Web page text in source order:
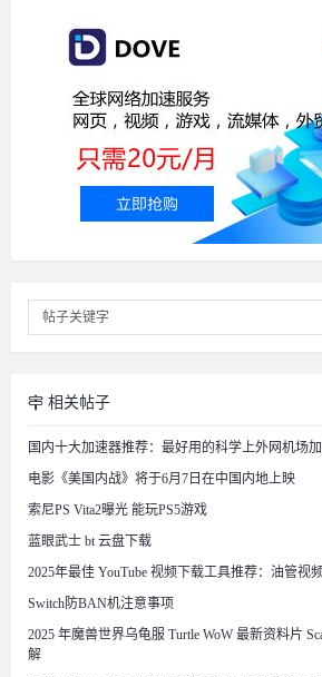
相关帖子
国内十大加速器推荐：最好用的科学上外网机场
电影《美国内战》将于6月7日在中国内地上映
索尼PS Vita2曝光 能玩PS5游戏
蓝眼武士 bt 云盘下载
2025年最佳 YouTube 视频下载工具推荐：油管视
Switch防BAN机注意事项
2025 年魔兽世界乌龟服 Turtle WoW 最新资料片
解